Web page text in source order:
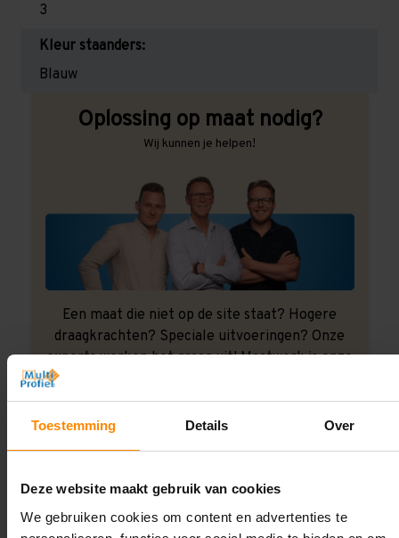
Toestemming Details Over
Deze website maakt gebruik van cookies
We gebruiken cookies om content en advertenties te
3
Kleur staanders:
Blauw
Oplossing op maat nodig?
Wij kunnen je helpen!
Een maat die niet op de site staat? Hogere
draagkrachten? Speciale uitvoeringen? Onze
experts werken het graag uit! Maatwerk is onze
Contact met specialist
Montage uitbesteden?
Laat ons het doen!